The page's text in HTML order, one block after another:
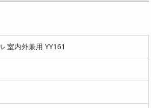
室内外兼用 YY161